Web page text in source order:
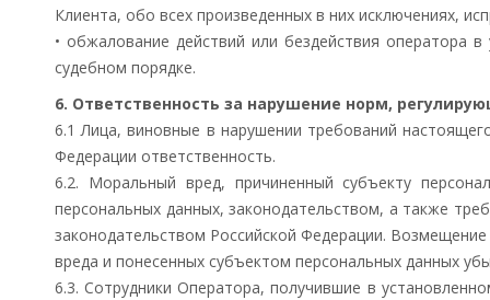
Клиента, обо всех произведенных в них исключениях,
• обжалование действий или бездействия оператора
судебном порядке.
6. Ответственность за нарушение норм,
6.1 Лица, виновные в нарушении требований
Федерации ответственность.
6.2. Моральный вред, причиненный субъекту
персональных данных, законодательством, а также
законодательством Российской Федерации.
вреда и понесенных субъектом персональных данных
6.3. Сотрудники Оператора, получившие в